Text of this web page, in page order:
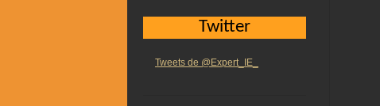
Twitter
Tweets de @Expert_IE_